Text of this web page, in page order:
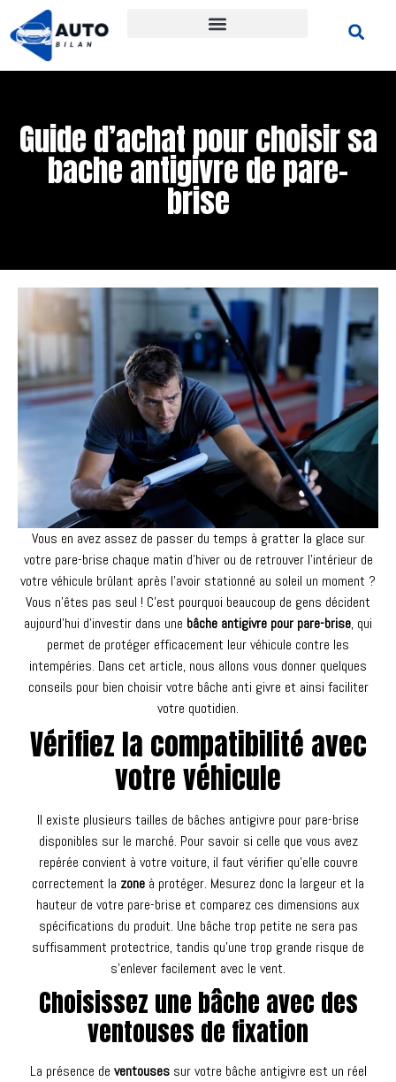
Guide d’achat pour choisir sa
bache antigivre de pare-
brise
Vous en avez assez de passer du temps à gratter la glace sur
votre pare-brise chaque matin d’hiver ou de retrouver l’intérieur de
votre véhicule brûlant après l’avoir stationné au soleil un moment ?
Vous n’êtes pas seul ! C’est pourquoi beaucoup de gens décident
aujourd’hui d’investir dans une bâche antigivre pour pare-brise, qui
permet de protéger efficacement leur véhicule contre les
intempéries. Dans cet article, nous allons vous donner quelques
conseils pour bien choisir votre bâche anti givre et ainsi faciliter
votre quotidien.
Vérifiez la compatibilité avec
votre véhicule
Il existe plusieurs tailles de bâches antigivre pour pare-brise
disponibles sur le marché. Pour savoir si celle que vous avez
repérée convient à votre voiture, il faut vérifier qu’elle couvre
correctement la zone à protéger. Mesurez donc la largeur et la
hauteur de votre pare-brise et comparez ces dimensions aux
spécifications du produit. Une bâche trop petite ne sera pas
suffisamment protectrice, tandis qu’une trop grande risque de
s’enlever facilement avec le vent.
Choisissez une bâche avec des
ventouses de fixation
La présence de ventousessur votre bâche antigivre est un réel